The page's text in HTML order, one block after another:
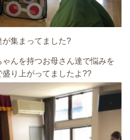
が集まってました?
んを持つお母さん達で悩みを
り上がってましたよ??